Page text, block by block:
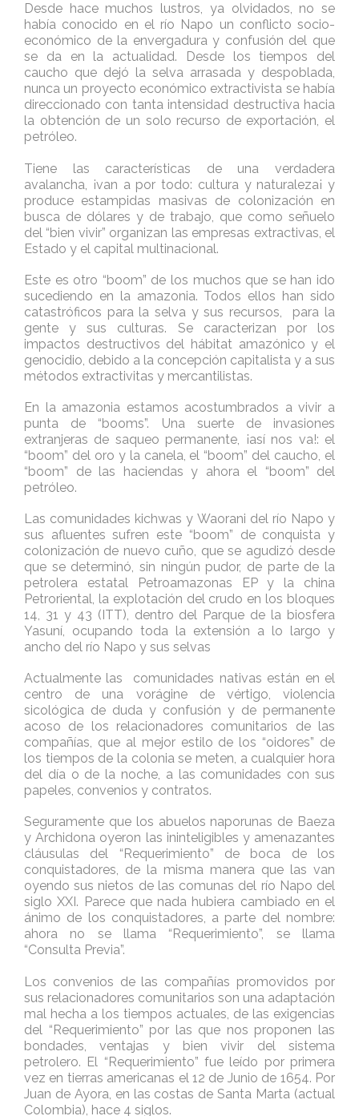
Desde hace muchos lustros, ya olvidados, no se
había conocido en el río Napo un conflicto socio-
económico de la envergadura y confusión del que
se da en la actualidad. Desde los tiempos del
caucho que dejó la selva arrasada y despoblada,
nunca un proyecto económico extractivista se había
direccionado con tanta intensidad destructiva hacia
la obtención de un solo recurso de exportación, el
petróleo.
Tiene las características de una verdadera
avalancha, ¡van a por todo: cultura y naturaleza¡ y
produce estampidas masivas de colonización en
busca de dólares y de trabajo, que como señuelo
del “bien vivir” organizan las empresas extractivas, el
Estado y el capital multinacional.
Este es otro “boom” de los muchos que se han ido
sucediendo en la amazonia. Todos ellos han sido
catastróficos para la selva y sus recursos, para la
gente y sus culturas. Se caracterizan por los
impactos destructivos del hábitat amazónico y el
genocidio, debido a la concepción capitalista y a sus
métodos extractivitas y mercantilistas.
En la amazonia estamos acostumbrados a vivir a
punta de “booms”. Una suerte de invasiones
extranjeras de saqueo permanente, ¡así nos va!: el
“boom” del oro y la canela, el “boom” del caucho, el
“boom” de las haciendas y ahora el “boom” del
petróleo.
Las comunidades kichwas y Waorani del río Napo y
sus afluentes sufren este “boom” de conquista y
colonización de nuevo cuño, que se agudizó desde
que se determinó, sin ningún pudor, de parte de la
petrolera estatal Petroamazonas EP y la china
Petroriental, la explotación del crudo en los bloques
14, 31 y 43 (ITT), dentro del Parque de la biosfera
Yasuní, ocupando toda la extensión a lo largo y
ancho del río Napo y sus selvas
Actualmente las comunidades nativas están en el
centro de una vorágine de vértigo, violencia
sicológica de duda y confusión y de permanente
acoso de los relacionadores comunitarios de las
compañías, que al mejor estilo de los “oidores” de
los tiempos de la colonia se meten, a cualquier hora
del día o de la noche, a las comunidades con sus
papeles, convenios y contratos.
Seguramente que los abuelos naporunas de Baeza
y Archidona oyeron las ininteligibles y amenazantes
cláusulas del “Requerimiento” de boca de los
conquistadores, de la misma manera que las van
oyendo sus nietos de las comunas del río Napo del
siglo XXI. Parece que nada hubiera cambiado en el
ánimo de los conquistadores, a parte del nombre:
ahora no se llama “Requerimiento”, se llama
“Consulta Previa”.
Los convenios de las compañías promovidos por
sus relacionadores comunitarios son una adaptación
mal hecha a los tiempos actuales, de las exigencias
del “Requerimiento” por las que nos proponen las
bondades, ventajas y bien vivir del sistema
petrolero. El “Requerimiento” fue leído por primera
vez en tierras americanas el 12 de Junio de 1654. Por
Juan de Ayora, en las costas de Santa Marta (actual
Colombia), hace 4 siglos.